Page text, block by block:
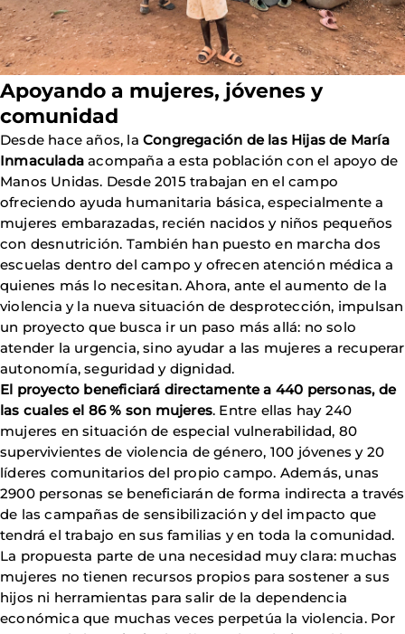
Apoyando a mujeres, jóvenes y
comunidad
Desde hace años, la Congregación de las Hijas de María
Inmaculada acompaña a esta población con el apoyo de
Manos Unidas. Desde 2015 trabajan en el campo
ofreciendo ayuda humanitaria básica, especialmente a
mujeres embarazadas, recién nacidos y niños pequeños
con desnutrición. También han puesto en marcha dos
escuelas dentro del campo y ofrecen atención médica a
quienes más lo necesitan. Ahora, ante el aumento de la
violencia y la nueva situación de desprotección, impulsan
un proyecto que busca ir un paso más allá: no solo
atender la urgencia, sino ayudar a las mujeres a recuperar
autonomía, seguridad y dignidad.
El proyecto beneficiará directamente a 440 personas, de
las cuales el 86 % son mujeres. Entre ellas hay 240
mujeres en situación de especial vulnerabilidad, 80
supervivientes de violencia de género, 100 jóvenes y 20
líderes comunitarios del propio campo. Además, unas
2900 personas se beneficiarán de forma indirecta a través
de las campañas de sensibilización y del impacto que
tendrá el trabajo en sus familias y en toda la comunidad.
La propuesta parte de una necesidad muy clara: muchas
mujeres no tienen recursos propios para sostener a sus
hijos ni herramientas para salir de la dependencia
económica que muchas veces perpetúa la violencia. Por